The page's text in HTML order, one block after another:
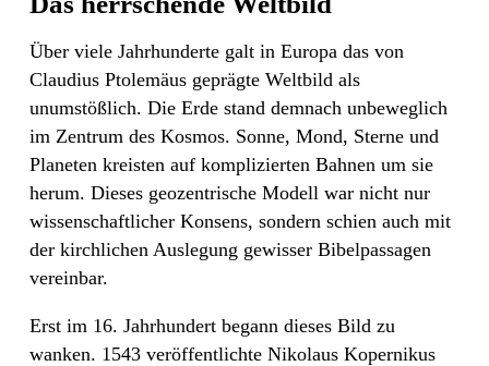
Über viele Jahrhunderte galt in Europa das von
Claudius Ptolemäus geprägte Weltbild als
unumstößlich. Die Erde stand demnach unbeweglich
im Zentrum des Kosmos. Sonne, Mond, Sterne und
Planeten kreisten auf komplizierten Bahnen um sie
herum. Dieses geozentrische Modell war nicht nur
wissenschaftlicher Konsens, sondern schien auch mit
der kirchlichen Auslegung gewisser Bibelpassagen
vereinbar.
Erst im 16. Jahrhundert begann dieses Bild zu
wanken. 1543 veröffentlichte Nikolaus Kopernikus